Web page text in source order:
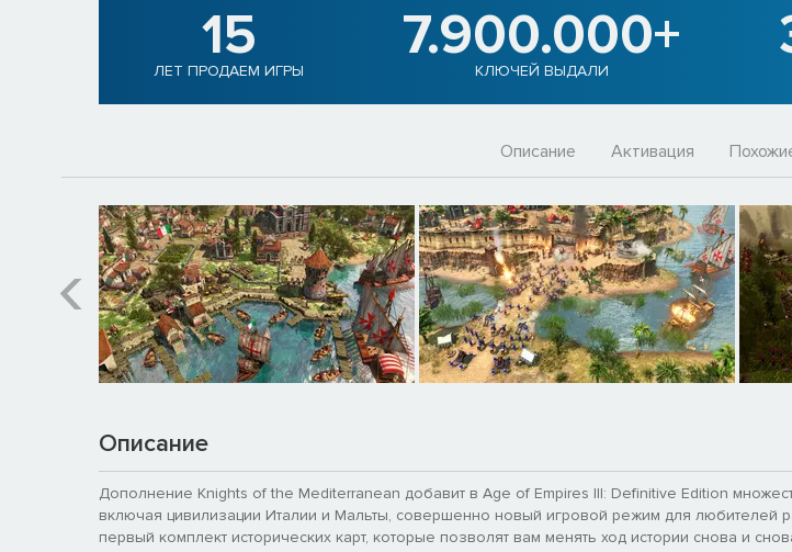
15
ЛЕТ ПРОДАЕМ ИГРЫ
7.900.000+
КЛЮЧЕЙ ВЫДАЛИ
Описание Активация
Описание
Дополнение Knights of the Mediterranean добавит в Age of Empires III: Definitive Edition
включая цивилизации Италии и Мальты, совершенно новый игровой режим для любителей
первый комплект исторических карт, которые позволят вам менять ход истории снова и